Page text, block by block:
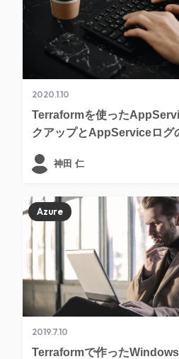
2020.1.10
Terraformを使った
クアップとAppServiceログ
神田 仁
2019.7.10
Terraformで作った
Azure